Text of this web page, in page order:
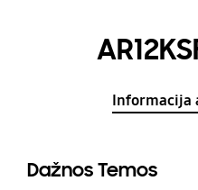
Informacija
Dažnos Temos